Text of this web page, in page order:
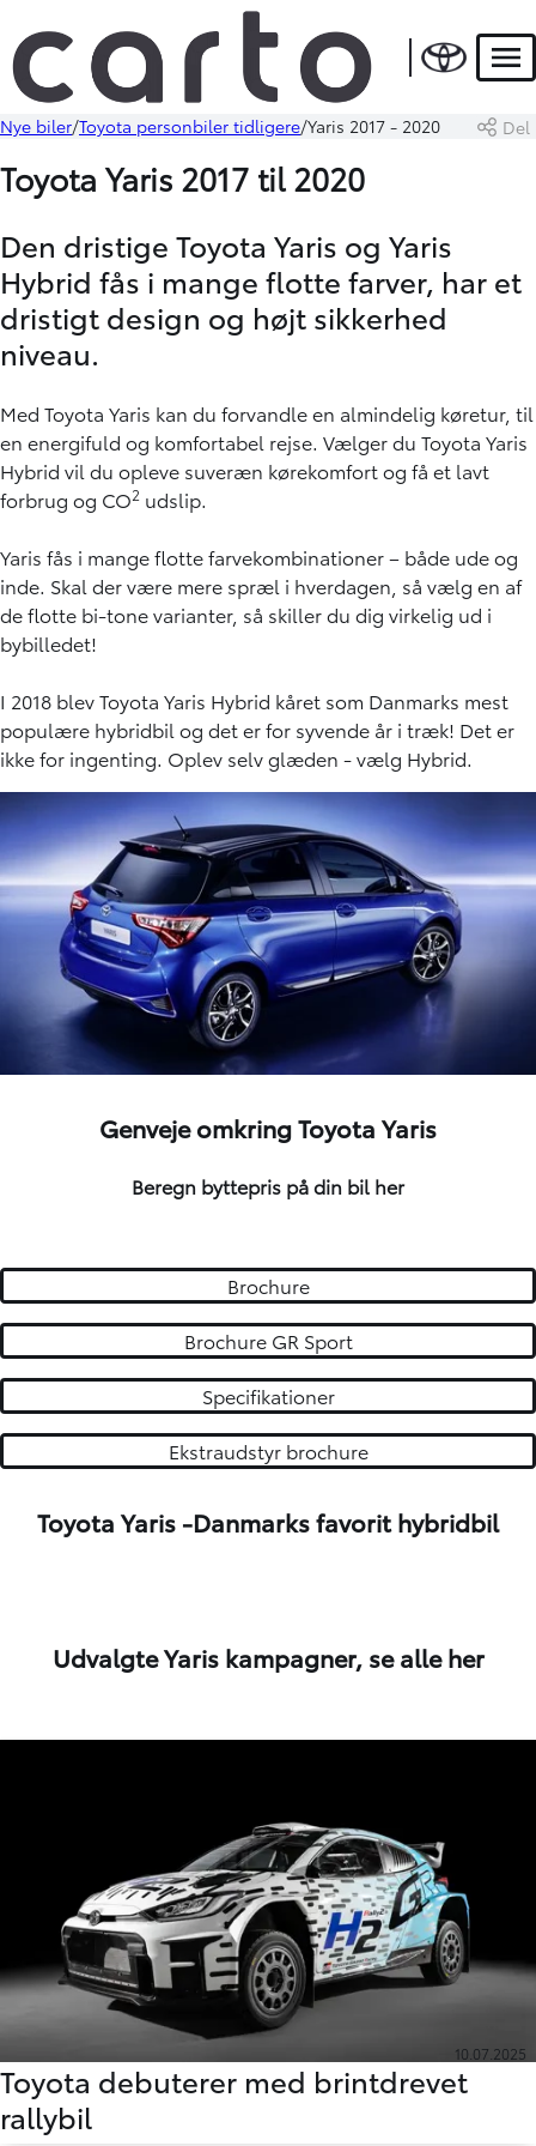
Nye biler Toyota personbiler tidligere Yaris 2017 - 2020 Del
Toyota Yaris 2017 til 2020
Den dristige Toyota Yaris og Yaris
Hybrid fås i mange flotte farver, har et
dristigt design og højt sikkerhed
niveau.
Med Toyota Yaris kan du forvandle en almindelig køretur, til
en energifuld og komfortabel rejse. Vælger du Toyota Yaris
Hybrid vil du opleve suveræn kørekomfort og få et lavt
forbrug og CO2 udslip.
Yaris fås i mange flotte farvekombinationer – både ude og
inde. Skal der være mere spræl i hverdagen, så vælg en af
de flotte bi-tone varianter, så skiller du dig virkelig ud i
bybilledet!
I 2018 blev Toyota Yaris Hybrid kåret som Danmarks mest
populære hybridbil og det er for syvende år i træk! Det er
ikke for ingenting. Oplev selv glæden - vælg Hybrid.
Genveje omkring Toyota Yaris
Beregn byttepris på din bil her
Brochure
Brochure GR Sport
Specifikationer
Ekstraudstyr brochure
Toyota Yaris -Danmarks favorit hybridbil
Udvalgte Yaris kampagner, se alle her
10.07.2025
Toyota debuterer med brintdrevet
rallybil